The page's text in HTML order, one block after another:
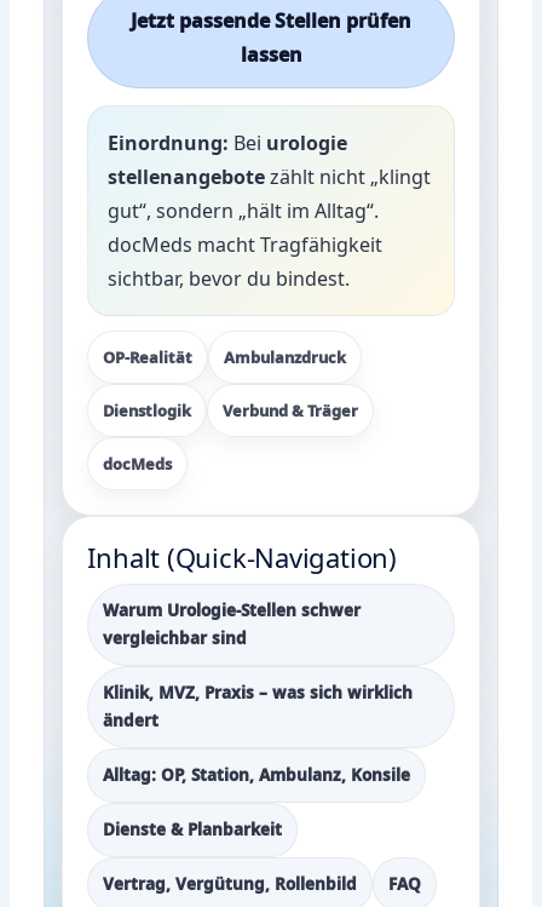
Jetzt passende Stellen prüfen
lassen
Einordnung: Bei urologie
stellenangebotezählt nicht „klingt
gut“, sondern „hält im Alltag“.
docMeds macht Tragfähigkeit
sichtbar, bevor du bindest.
OP-Realität Ambulanzdruck
Dienstlogik Verbund & Träger
docMeds
Inhalt (Quick-Navigation)
Warum Urologie-Stellen schwer
vergleichbar sind
Klinik, MVZ, Praxis – was sich wirklich
ändert
Alltag: OP, Station, Ambulanz, Konsile
Dienste & Planbarkeit
Vertrag, Vergütung, Rollenbild FAQ